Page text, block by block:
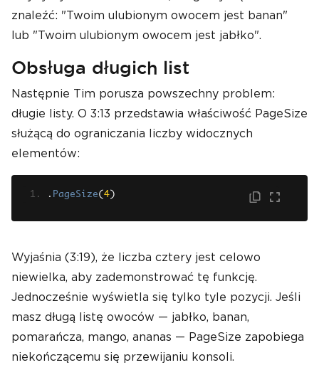
znaleźć: "Twoim ulubionym owocem jest banan"
lub "Twoim ulubionym owocem jest jabłko".
Obsługa długich list
Następnie Tim porusza powszechny problem:
długie listy. O 3:13 przedstawia właściwość PageSize
służącą do ograniczania liczby widocznych
elementów:
. PageSize( 4 )
Wyjaśnia (3:19), że liczba cztery jest celowo
niewielka, aby zademonstrować tę funkcję.
Jednocześnie wyświetla się tylko tyle pozycji. Jeśli
masz długą listę owoców — jabłko, banan,
pomarańcza, mango, ananas — PageSize zapobiega
niekończącemu się przewijaniu konsoli.